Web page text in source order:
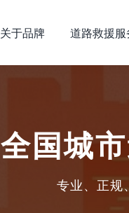
关于品牌 道路救援服
全国城
专业、正规